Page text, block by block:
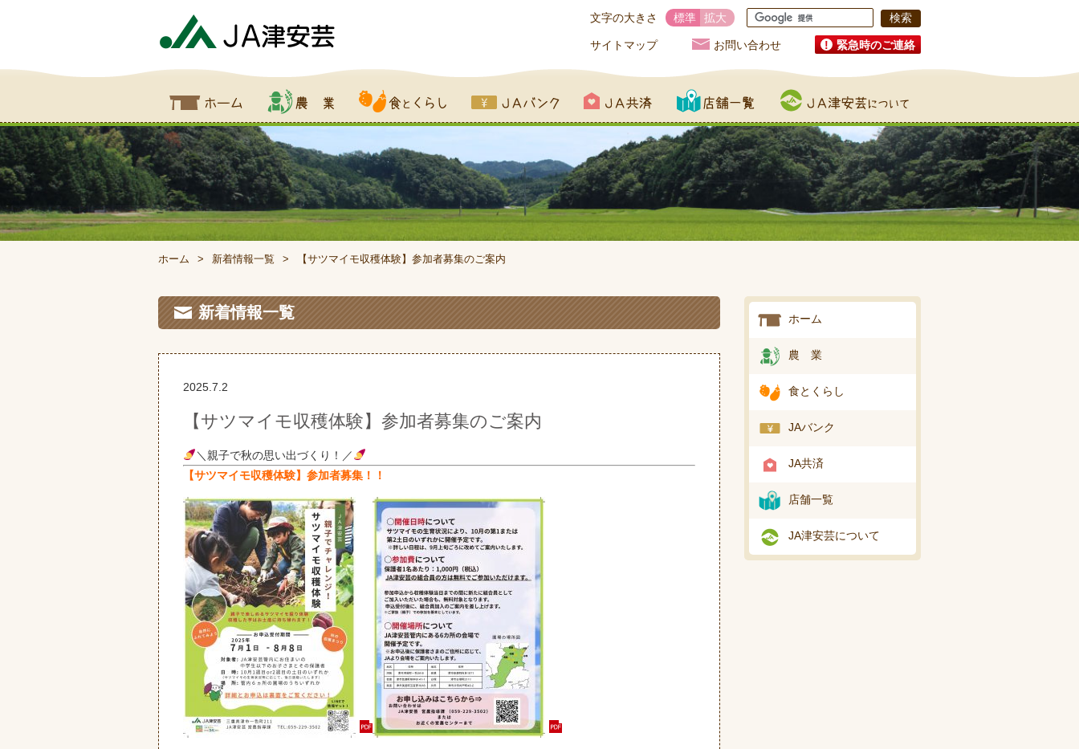
ホーム 農業 食とくらし JAバンク JA共済 店舗一覧 JA津安芸について
文字の大きさ 標準 拡大
サイトマップ お問い合わせ 緊急時のご連絡
ホーム 新着情報一覧 【サツマイモ収穫体験】参加者募集のご案内
新着情報一覧
2025.7.2
【サツマイモ収穫体験】参加者募集のご案内
＼親子で秋の思い出づくり！／
【サツマイモ収穫体験】参加者募集！！
ホーム
農 業
食とくらし
JAバンク
JA共済
店舗一覧
JA津安芸について